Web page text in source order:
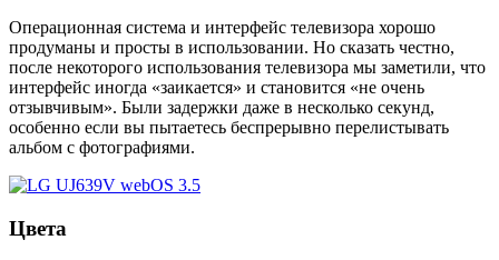
Операционная система и интерфейс телевизора хорошо
продуманы и просты в использовании. Но сказать честно,
после некоторого использования телевизора мы заметили, что
интерфейс иногда «заикается» и становится «не очень
отзывчивым». Были задержки даже в несколько секунд,
особенно если вы пытаетесь беспрерывно перелистывать
альбом с фотографиями.
Цвета